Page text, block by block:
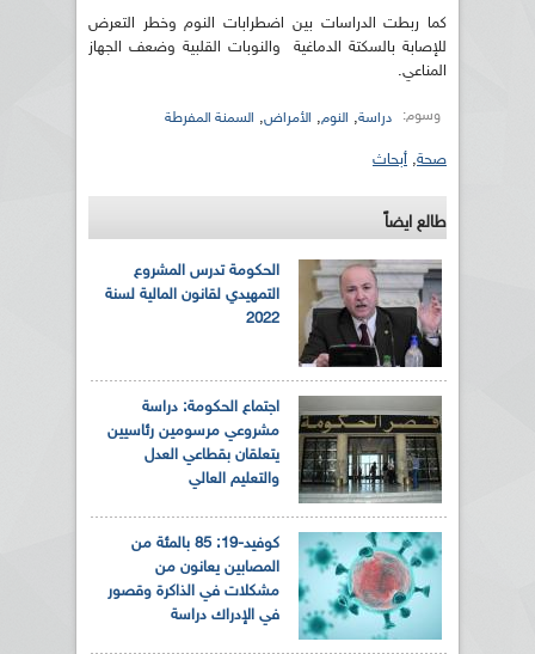
كما ربطت الدراسات بين اضطرابات النوم وخطر التعرض
للإصابة بالسكتة الدماغية والنوبات القلبية وضعف الجهاز
المناعي.
وسوم: دراسة, النوم, الأمراض, السمنة المفرطة
صحة, أبحاث
طالع ايضاً
الحكومة تدرس المشروع
التمهيدي لقانون المالية لسنة
2022
اجتماع الحكومة: دراسة
مشروعي مرسومين رئاسيين
يتعلقان بقطاعي العدل
والتعليم العالي
كوفيد-19: 85 بالمئة من
المصابين يعانون من
مشكلات في الذاكرة وقصور
في الإدراك دراسة